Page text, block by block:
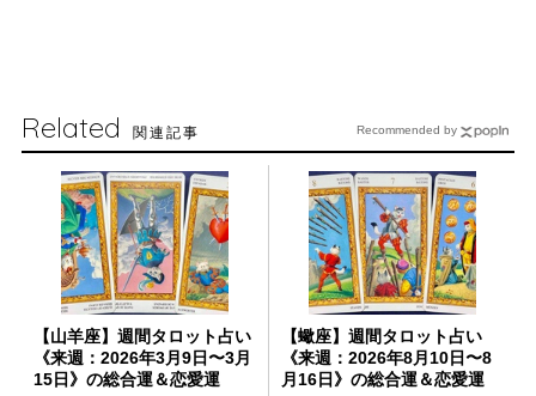
Related 関連記事
【山羊座】週間タロット占い
《来週：2026年3月9日〜3月
15日》の総合運＆恋愛運
【蠍座】週間タロット占い
《来週：2026年8月10日〜8
月16日》の総合運＆恋愛運
Recommended by